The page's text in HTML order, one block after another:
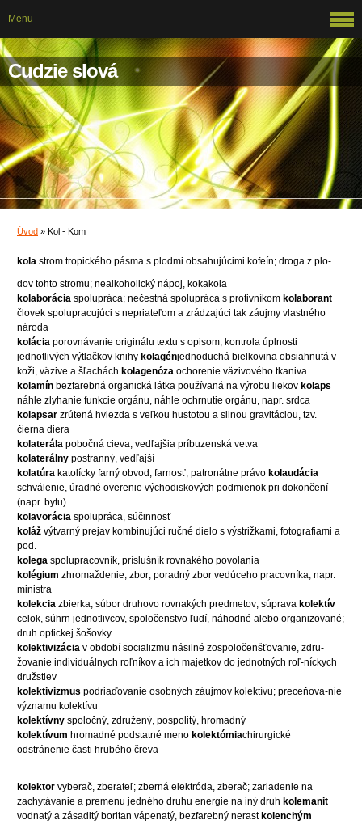
Cudzie slová
Úvod » Kol - Kom
kola strom tropického pásma s plodmi obsahujúcimi kofeín; droga z plo-
dov tohto stromu; nealkoholický nápoj, kokakola
kolaborácia spolupráca; nečestná spolupráca s protivníkom kolaborant
človek spolupracujúci s nepriateľom a zrádzajúci tak záujmy vlastného
národa
kolácia porovnávanie originálu textu s opisom; kontrola úplnosti
jednotlivých výtlačkov knihy kolagénjednoduchá bielkovina obsiahnutá v
koži, väzive a šľachách kolagenóza ochorenie väzivového tkaniva
kolamín bezfarebná organická látka používaná na výrobu liekov kolaps
náhle zlyhanie funkcie orgánu, náhle ochrnutie orgánu, napr. srdca
kolapsar zrútená hviezda s veľkou hustotou a silnou gravitáciou, tzv.
čierna diera
kolaterála pobočná cieva; vedľajšia príbuzenská vetva
kolaterálny postranný, vedľajší
kolatúra katolícky farný obvod, farnosť; patronátne právo kolaudácia
schválenie, úradné overenie východiskových podmienok pri dokončení
(napr. bytu)
kolavorácia spolupráca, súčinnosť
koláž výtvarný prejav kombinujúci ručné dielo s výstrižkami, fotografiami a
pod.
kolega spolupracovník, príslušník rovnakého povolania
kolégium zhromaždenie, zbor; poradný zbor vedúceho pracovníka, napr.
ministra
kolekcia zbierka, súbor druhovo rovnakých predmetov; súprava kolektív
celok, súhrn jednotlivcov, spoločenstvo ľudí, náhodné alebo organizované;
druh optickej šošovky
kolektivizácia v období socializmu násilné zospoločenšťovanie, zdru-
žovanie individuálnych roľníkov a ich majetkov do jednotných roľ-níckych
družstiev
kolektivizmus podriaďovanie osobných záujmov kolektívu; preceňova-nie
významu kolektívu
kolektívny spoločný, združený, pospolitý, hromadný
kolektívum hromadné podstatné meno kolektómiachirurgické
odstránenie časti hrubého čreva
kolektor vyberač, zberateľ; zberná elektróda, zberač; zariadenie na
zachytávanie a premenu jedného druhu energie na iný druh kolemanit
vodnatý a zásaditý boritan vápenatý, bezfarebný nerast kolenchým
Menu